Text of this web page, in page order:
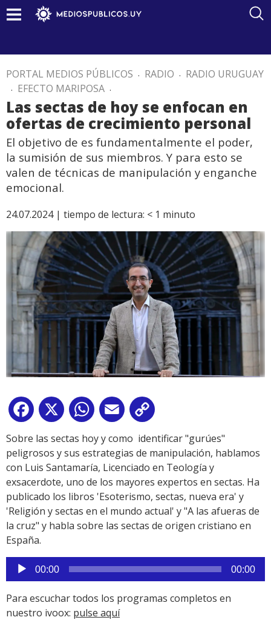
PORTAL MEDIOS PÚBLICOS . RADIO . RADIO URUGUAY
. EFECTO MARIPOSA .
Las sectas de hoy se enfocan en
ofertas de crecimiento personal
El objetivo de es fundamentalmente el poder,
la sumisión de sus miembros. Y para esto se
valen de técnicas de manipulación y enganche
emocional.
24.07.2024 | tiempo de lectura: < 1 minuto
Facebook
X WhatsApp
Email
Link
Sobre las sectas hoy y como identificar "gurúes"
peligrosos y sus estrategias de manipulación, hablamos
con Luis Santamaría, Licenciado en Teología y
exsacerdote, uno de los mayores expertos en sectas. Ha
publicado los libros 'Esoterismo, sectas, nueva era' y
'Religión y sectas en el mundo actual' y "A las afueras de
la cruz" y habla sobre las sectas de origen cristiano en
España.
Reproductor
de
audio
00:00 00:00
Para escuchar todos los programas completos en
nuestro ivoox: pulse aquí